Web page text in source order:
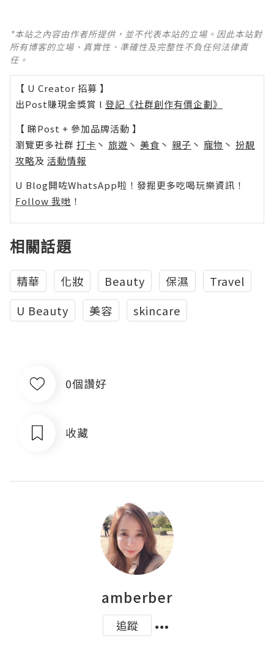
*本站之內容由作者所提供，並不代表本站的立場。因此本站對
所有博客的立場、真實性、準確性及完整性不負任何法律責
任。
【 U Creator 招募 】
出Post賺現金獎賞 l 登記《社群創作有價企劃》
【 睇Post + 參加品牌活動 】
瀏覽更多社群 打卡 丶 旅遊 丶 美食 丶 親子 丶 寵物 丶 扮靚
攻略及 活動情報
U Blog開咗WhatsApp啦！發掘更多吃喝玩樂資訊！
Follow 我哋 ！
相關話題
精華 化妝 Beauty 保濕
Travel
U Beauty
美容 skincare
0個讚好
收藏
amberber
追蹤